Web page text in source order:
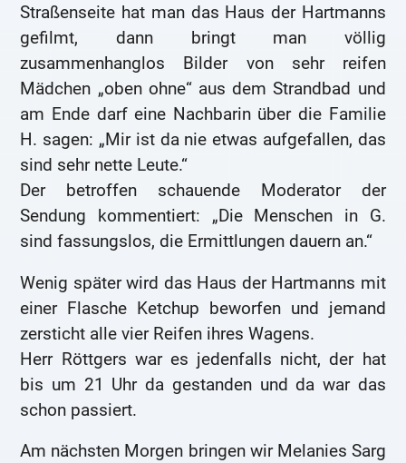
Straßenseite hat man das Haus der Hartmanns
gefilmt, dann bringt man völlig
zusammenhanglos Bilder von sehr reifen
Mädchen „oben ohne“ aus dem Strandbad und
am Ende darf eine Nachbarin über die Familie
H. sagen: „Mir ist da nie etwas aufgefallen, das
sind sehr nette Leute.“
Der betroffen schauende Moderator der
Sendung kommentiert: „Die Menschen in G.
sind fassungslos, die Ermittlungen dauern an.“
Wenig später wird das Haus der Hartmanns mit
einer Flasche Ketchup beworfen und jemand
zersticht alle vier Reifen ihres Wagens.
Herr Röttgers war es jedenfalls nicht, der hat
bis um 21 Uhr da gestanden und da war das
schon passiert.
Am nächsten Morgen bringen wir Melanies Sarg